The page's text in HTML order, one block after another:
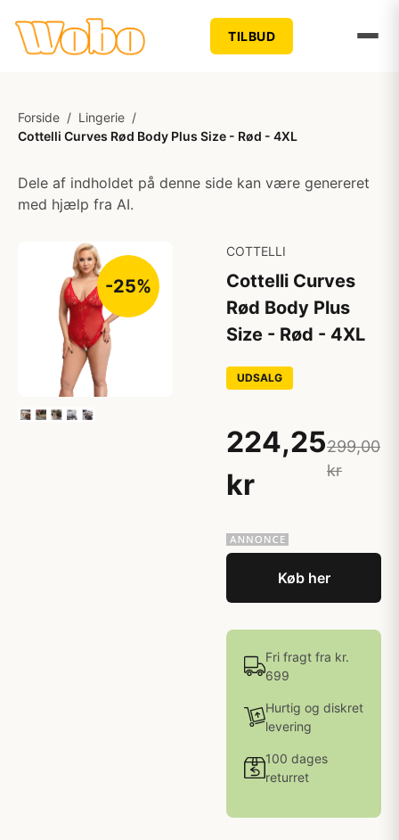
TILBUD
Forside / Lingerie /
Cottelli Curves Rød Body Plus Size - Rød - 4XL
Dele af indholdet på denne side kan være genereret
med hjælp fra AI.
-25%
COTTELLI
Cottelli Curves
Rød Body Plus
Size - Rød - 4XL
UDSALG
224,25
kr
299,00
kr
Køb her
Fri fragt fra kr.
699
Hurtig og diskret
levering
100 dages
returret